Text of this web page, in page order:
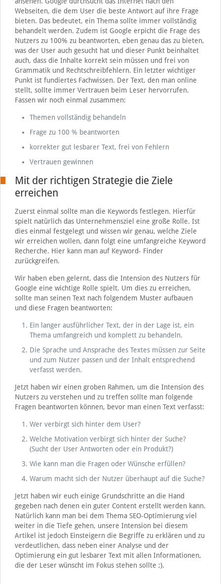
Webseiten, die dem User die beste Antwort auf ihre Frage
bieten. Das bedeutet, ein Thema sollte immer vollständig
behandelt werden. Zudem ist Google erpicht die Frage des
Nutzers zu 100% zu beantworten, eben genau das zu bieten,
was der User auch gesucht hat und dieser Punkt beinhaltet
auch, dass die Inhalte korrekt sein müssen und frei von
Grammatik und Rechtschreibfehlern. Ein letzter wichtiger
Punkt ist fundiertes Fachwissen. Der Text, den man online
stellt, sollte immer Vertrauen beim Leser hervorrufen.
Fassen wir noch einmal zusammen:
Themen vollständig behandeln
Frage zu 100 % beantworten
korrekter gut lesbarer Text, frei von Fehlern
Vertrauen gewinnen
Mit der richtigen Strategie die Ziele
erreichen
Zuerst einmal sollte man die Keywords festlegen. Hierfür
spielt natürlich das Unternehmensziel eine große Rolle. Ist
dies einmal festgelegt und wissen wir genau, welche Ziele
wir erreichen wollen, dann folgt eine umfangreiche Keyword
Recherche. Hier kann man auf Keyword- Finder
zurückgreifen.
Wir haben eben gelernt, dass die Intension des Nutzers für
Google eine wichtige Rolle spielt. Um dies zu erreichen,
sollte man seinen Text nach folgendem Muster aufbauen
und diese Fragen beantworten:
Ein langer ausführlicher Text, der in der Lage ist, ein
Thema umfangreich und komplett zu behandeln.
Die Sprache und Ansprache des Textes müssen zur Seite
und zum Nutzer passen und der Inhalt entsprechend
verfasst werden.
Jetzt haben wir einen groben Rahmen, um die Intension des
Nutzers zu verstehen und zu treffen sollte man folgende
Fragen beantworten können, bevor man einen Text verfasst:
Wer verbirgt sich hinter dem User?
Welche Motivation verbirgt sich hinter der Suche?
(Sucht der User Antworten oder ein Produkt?)
Wie kann man die Fragen oder Wünsche erfüllen?
Warum macht sich der Nutzer überhaupt auf die Suche?
Jetzt haben wir euch einige Grundschritte an die Hand
gegeben nach denen ein guter Content erstellt werden kann.
Natürlich kann man bei dem Thema SEO-Optimierung viel
weiter in die Tiefe gehen, unsere Intension bei diesem
Artikel ist jedoch Einsteigern die Begriffe zu erklären und zu
verdeutlichen, dass neben einer Analyse und der
Optimierung ein gut lesbarer Text mit allen Informationen,
die der Leser wünscht im Fokus stehen sollte ;).